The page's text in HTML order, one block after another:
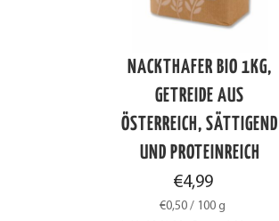
NACKTHAFER BIO 1KG,
GETREIDE AUS
ÖSTERREICH, SÄTTIGEND
UND PROTEINREICH
€4,99
€0,50 / 100 g